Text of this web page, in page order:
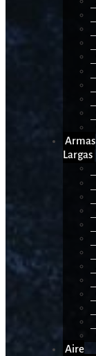
Armas
Largas
Aire